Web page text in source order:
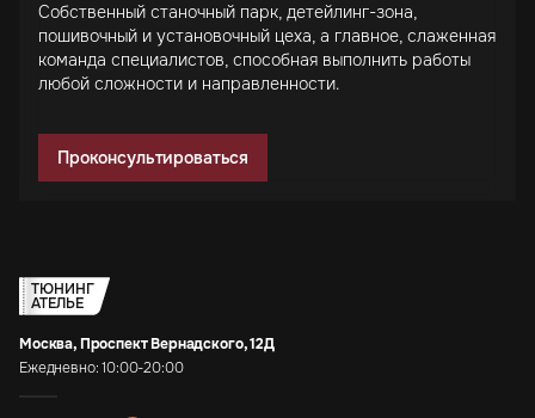
Собственный станочный парк, детейлинг-зона,
пошивочный и установочный цеха, а главное, слаженная
команда специалистов, способная выполнить работы
любой сложности и направленности.
Проконсультироваться
ТЮНИНГ
АТЕЛЬЕ
Москва, Проспект Вернадского, 12Д
Ежедневно: 10:00-20:00